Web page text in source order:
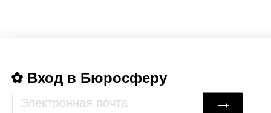
Вход в Бюросферу
→